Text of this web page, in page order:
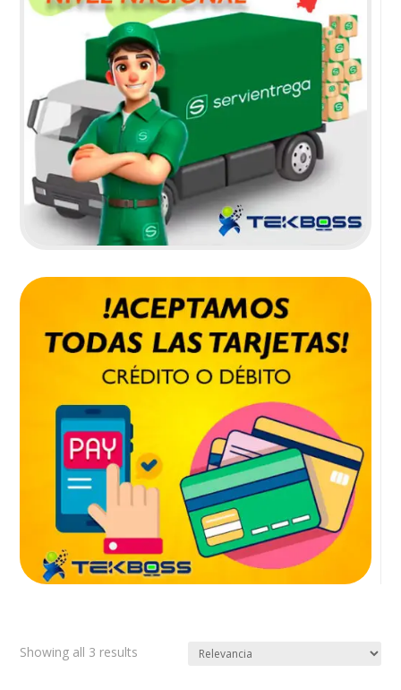
Showing all 3 results